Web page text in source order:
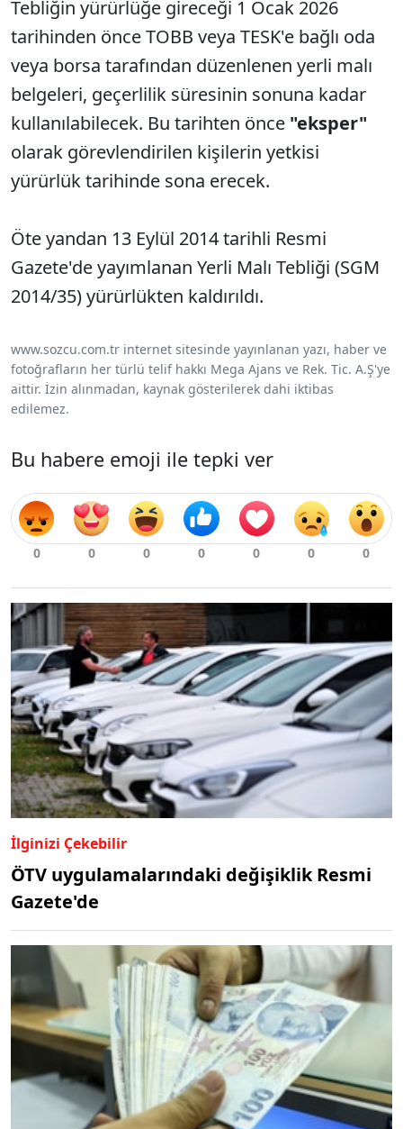
Tebliğin yürürlüğe gireceği 1 Ocak 2026
tarihinden önce TOBB veya TESK'e bağlı oda
veya borsa tarafından düzenlenen yerli malı
belgeleri, geçerlilik süresinin sonuna kadar
kullanılabilecek. Bu tarihten önce "eksper"
olarak görevlendirilen kişilerin yetkisi
yürürlük tarihinde sona erecek.
Öte yandan 13 Eylül 2014 tarihli Resmi
Gazete'de yayımlanan Yerli Malı Tebliği (SGM
2014/35) yürürlükten kaldırıldı.
www.sozcu.com.tr internet sitesinde yayınlanan yazı, haber ve
fotoğrafların her türlü telif hakkı Mega Ajans ve Rek. Tic. A.Ş'ye
aittir. İzin alınmadan, kaynak gösterilerek dahi iktibas
edilemez.
Bu habere emoji ile tepki ver
İlginizi Çekebilir
ÖTV uygulamalarındaki değişiklik Resmi
Gazete'de